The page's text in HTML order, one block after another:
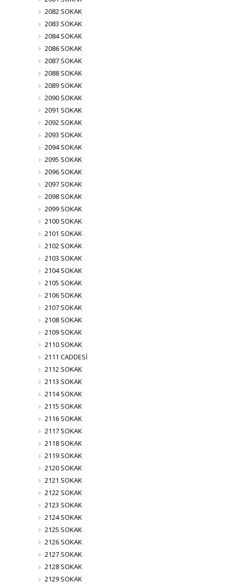
2082 SOKAK
2083 SOKAK
2084 SOKAK
2086 SOKAK
2087 SOKAK
2088 SOKAK
2089 SOKAK
2090 SOKAK
2091 SOKAK
2092 SOKAK
2093 SOKAK
2094 SOKAK
2095 SOKAK
2096 SOKAK
2097 SOKAK
2098 SOKAK
2099 SOKAK
2100 SOKAK
2101 SOKAK
2102 SOKAK
2103 SOKAK
2104 SOKAK
2105 SOKAK
2106 SOKAK
2107 SOKAK
2108 SOKAK
2109 SOKAK
2110 SOKAK
2111 CADDESİ
2112 SOKAK
2113 SOKAK
2114 SOKAK
2115 SOKAK
2116 SOKAK
2117 SOKAK
2118 SOKAK
2119 SOKAK
2120 SOKAK
2121 SOKAK
2122 SOKAK
2123 SOKAK
2124 SOKAK
2125 SOKAK
2126 SOKAK
2127 SOKAK
2128 SOKAK
2129 SOKAK